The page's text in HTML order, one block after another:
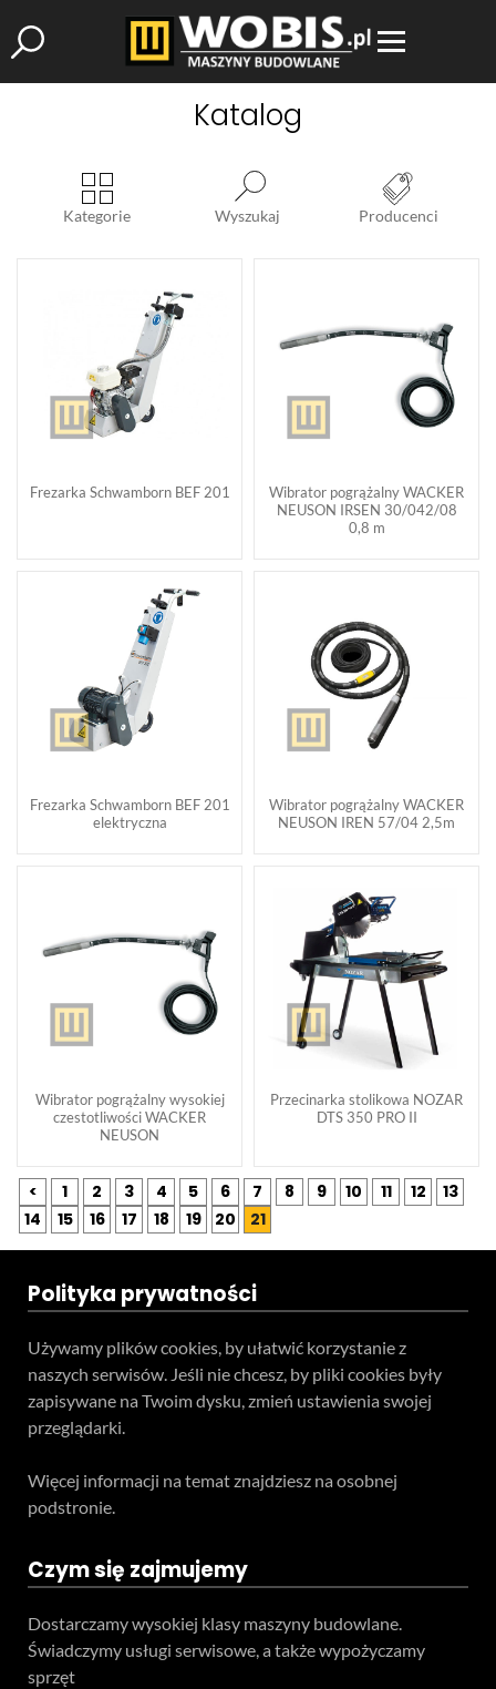
Katalog
Kategorie Wyszukaj Producenci
Frezarka Schwamborn BEF 201
Wibrator pogrążalny WACKER
NEUSON IRSEN 30/042/08
0,8 m
Frezarka Schwamborn BEF 201
elektryczna
Wibrator pogrążalny WACKER
NEUSON IREN 57/04 2,5m
Wibrator pogrążalny wysokiej
czestotliwości WACKER
NEUSON
Przecinarka stolikowa NOZAR
DTS 350 PRO II
< 1 2 3 4 5 6 7 8 9 10 11 12
13
14
15 16 17 18 19 20 21
Polityka prywatności
Używamy plików cookies, by ułatwić korzystanie z
naszych serwisów. Jeśli nie chcesz, by pliki cookies były
zapisywane na Twoim dysku, zmień ustawienia swojej
przeglądarki.
Więcej informacji na temat znajdziesz na osobnej
podstronie.
Czym się zajmujemy
Dostarczamy wysokiej klasy maszyny budowlane.
Świadczymy usługi serwisowe, a także wypożyczamy
sprzęt